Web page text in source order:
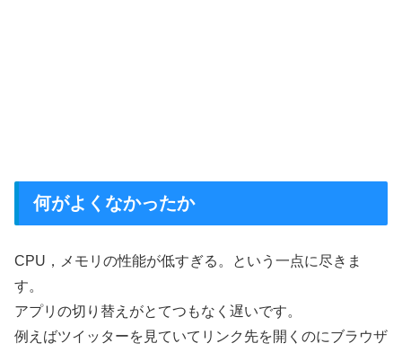
何がよくなかったか
CPU，メモリの性能が低すぎる。という一点に尽きま
す。
アプリの切り替えがとてつもなく遅いです。
例えばツイッターを見ていてリンク先を開くのにブラウザ